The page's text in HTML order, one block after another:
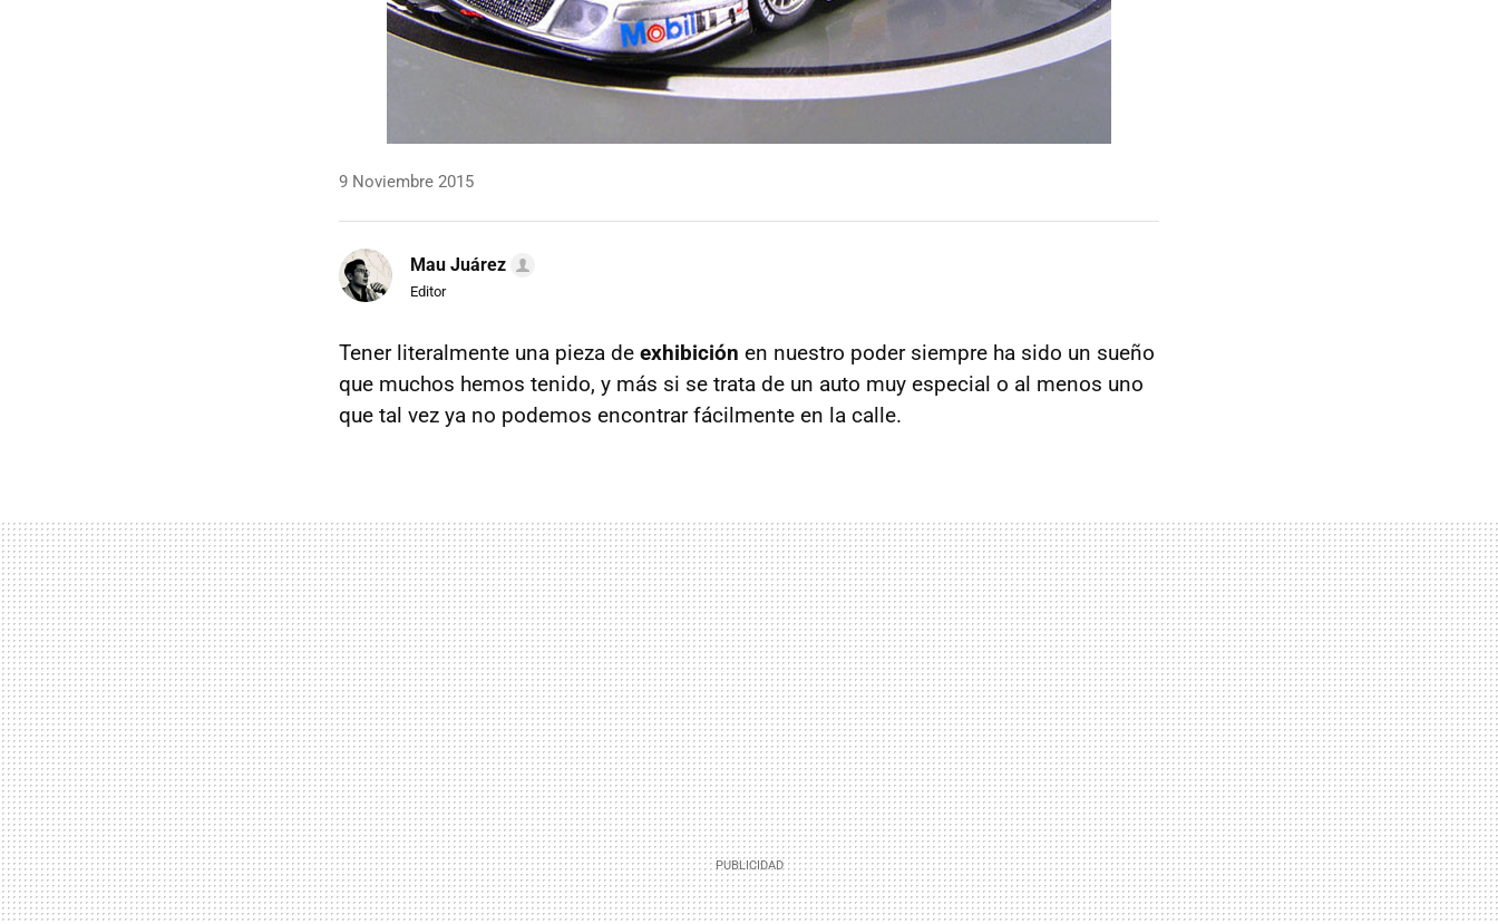
9 Noviembre 2015
Mau Juárez
Editor
Tener literalmente una pieza de exhibición en nuestro poder siempre ha sido un sueño
que muchos hemos tenido, y más si se trata de un auto muy especial o al menos uno
que tal vez ya no podemos encontrar fácilmente en la calle.